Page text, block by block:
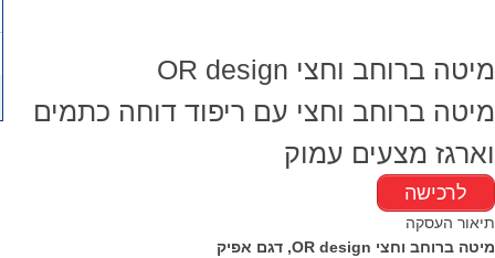
מיטה ברוחב וחצי OR design
מיטה ברוחב וחצי עם ריפוד דוחה כתמים
וארגז מצעים עמוק
לרכישה
תיאור העסקה
מיטה ברוחב וחצי OR design, דגם אפיק